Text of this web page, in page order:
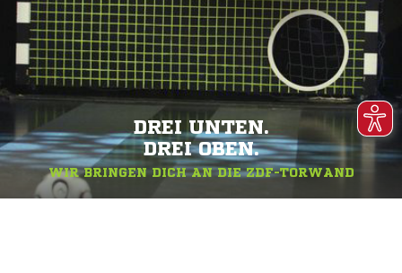
DREI UNTEN.
DREI OBEN.
WIR BRINGEN DICH AN DIE ZDF-TORWAND